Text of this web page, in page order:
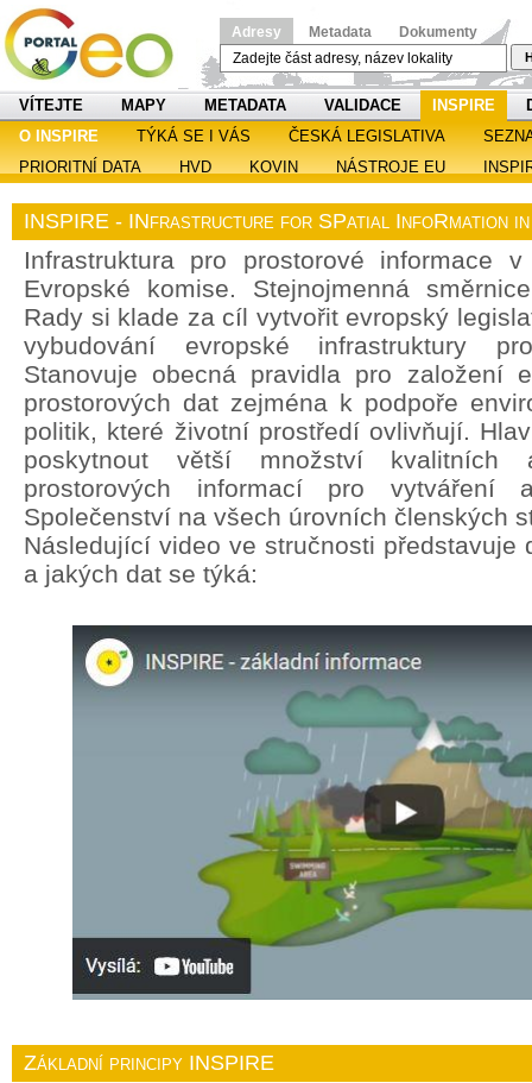
Adresy Metadata Dokumenty
VÍTEJTE MAPY METADATA VALIDACE INSPIRE
O INSPIRE
TÝKÁ SE I VÁS ČESKÁ LEGISLATIVA
PRIORITNÍ DATA
HVD KOVIN NÁSTROJE EU
INSPIRE - INfrastructure for SPatial InfoRmation
Infrastruktura pro prostorové informace
Evropské komise. Stejnojmenná
Rady si klade za cíl vytvořit evropský
vybudování evropské infrastruktury
Stanovuje obecná pravidla pro založení
prostorových dat zejména k podpoře
politik, které životní prostředí ovlivňují.
poskytnout větší množství kvalitních
prostorových informací pro vytváření
Společenství na všech úrovních členských
Následující video ve stručnosti představuje
a jakých dat se týká:
Základní principy INSPIRE